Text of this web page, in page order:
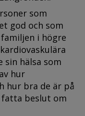
som
god och som
i högre
sin hälsa som
hur
hur bra de är på
beslut om